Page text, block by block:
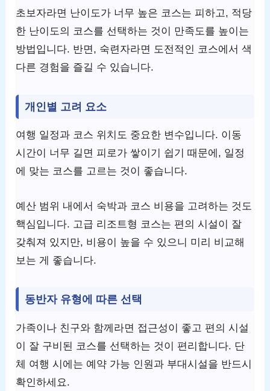
초보자라면 난이도가 너무 높은 코스는 피하고, 적당
한 난이도의 코스를 선택하는 것이 만족도를 높이는
방법입니다. 반면, 숙련자라면 도전적인 코스에서 색
다른 경험을 즐길 수 있습니다.
개인별 고려 요소
여행 일정과 코스 위치도 중요한 변수입니다. 이동
시간이 너무 길면 피로가 쌓이기 쉽기 때문에, 일정
에 맞는 코스를 고르는 것이 좋습니다.
예산 범위 내에서 숙박과 코스 비용을 고려하는 것도
핵심입니다. 고급 리조트형 코스는 편의 시설이 잘
갖춰져 있지만, 비용이 높을 수 있으니 미리 비교해
보는 게 좋습니다.
동반자 유형에 따른 선택
가족이나 친구와 함께라면 접근성이 좋고 편의 시설
이 잘 구비된 코스를 선택하는 것이 편리합니다. 단
체 여행 시에는 예약 가능 인원과 부대시설을 반드시
확인하세요.